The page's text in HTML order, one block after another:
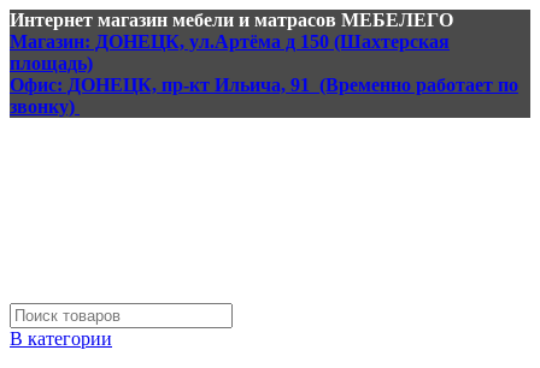
Интернет магазин мебели и матрасов МЕБЕЛЕГО
Магазин: ДОНЕЦК, ул.Артёма д 150 (Шахтерская
площадь)
Офис: ДОНЕЦК, пр-кт Ильича, 91 (Временно работает по
звонку)
В категории